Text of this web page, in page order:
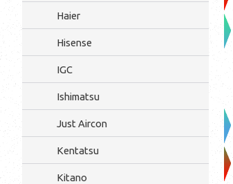
Haier
Hisense
IGC
Ishimatsu
Just Aircon
Kentatsu
Kitano